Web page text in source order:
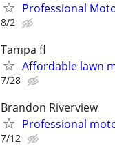
Professional
8/2
Tampa fl
Affordable lawn
7/28
Brandon Riverview
Professional
7/12